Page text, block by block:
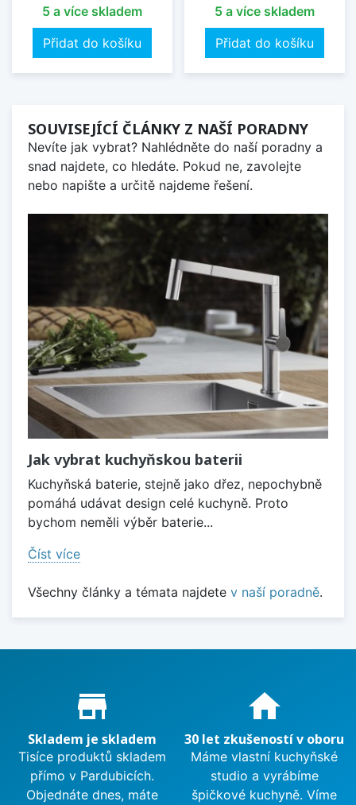
5 a více skladem
Přidat do košíku
5 a více skladem
Přidat do košíku
SOUVISEJÍCÍ ČLÁNKY Z NAŠÍ PORADNY
Nevíte jak vybrat? Nahlédněte do naší poradny a
snad najdete, co hledáte. Pokud ne, zavolejte
nebo napište a určitě najdeme řešení.
Jak vybrat kuchyňskou baterii
Kuchyňská baterie, stejně jako dřez, nepochybně
pomáhá udávat design celé kuchyně. Proto
bychom neměli výběr baterie...
Číst více
Všechny články a témata najdete v naší poradně.
Proč nakupovat u nás?
store_mall_directory
Skladem je skladem
Tisíce produktů skladem
přímo v Pardubicích.
Objednáte dnes, máte
home
30 let zkušeností v oboru
Máme vlastní kuchyňské
studio a vyrábíme
špičkové kuchyně. Víme